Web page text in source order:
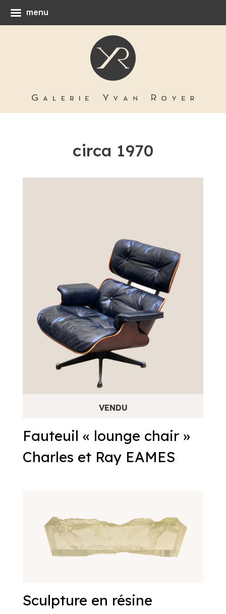
circa 1970
Fauteuil « lounge chair »
Charles et Ray EAMES
Sculpture en résine
menu